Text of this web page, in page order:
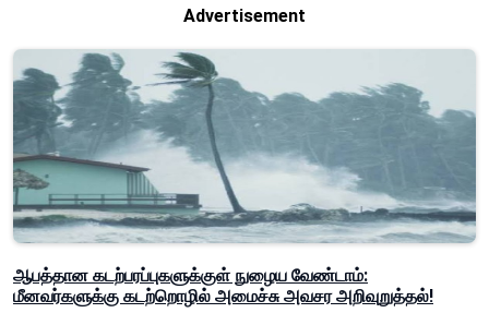
Advertisement
ஆபத்தான கடற்பரப்புகளுக்குள் நுழைய வேண்டாம்:
மீனவர்களுக்கு கடற்றொழில் அமைச்சு அவசர அறிவுறுத்தல்!